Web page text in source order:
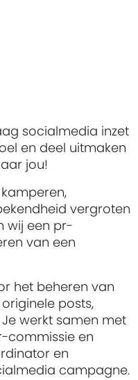
socialmedia inzet
en deel uitmaken
jou!
vergroten
wij een pr-
van een
het beheren van
posts,
werkt samen met
commissie en
en
campagne.